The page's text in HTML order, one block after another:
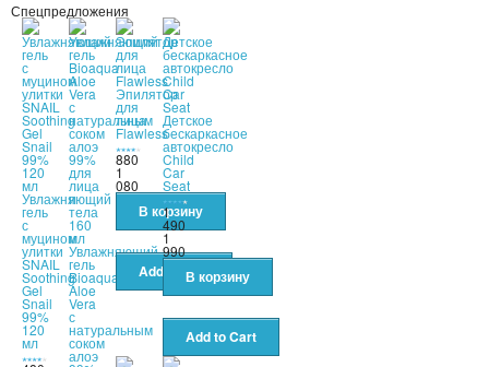
Спецпредложения
Увлажняющий
гель
с
муцином
улитки
SNAIL
Soothing
Gel
Snail
99%
120
мл
Увлажняющий
гель
Bioaqua
Aloe
Vera
с
натуральным
соком
алоэ
Эпилятор
для
лица
Flawless
880
1
080
Детское
бескаркасное
автокресло
Child
Car
Seat
1
490
1
990